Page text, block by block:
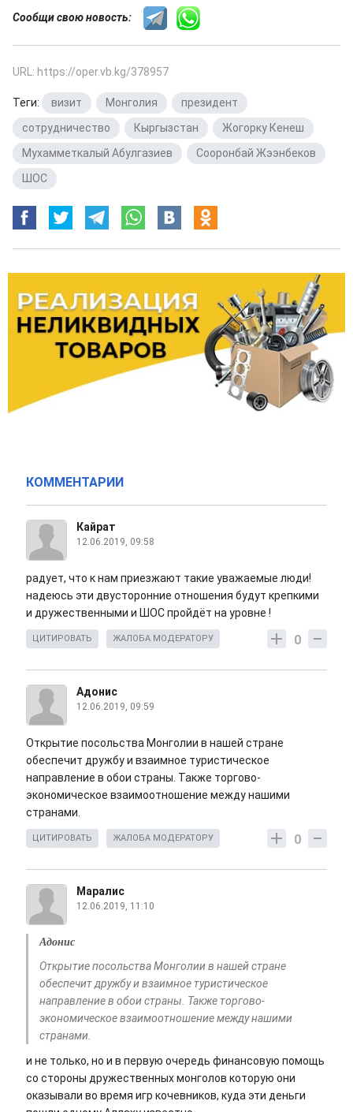
Сообщи свою новость:
URL: https://oper.vb.kg/378957
Теги: визит Монголия президент
сотрудничество
Кыргызстан Жогорку Кенеш
Мухамметкалый Абулгазиев
Сооронбай Жээнбеков
ШОС
КОММЕНТАРИИ
Кайрат
12.06.2019, 09:58
радует, что к нам приезжают такие уважаемые люди!
надеюсь эти двусторонние отношения будут крепкими
и дружественными и ШОС пройдёт на уровне !
0
ЦИТИРОВАТЬ ЖАЛОБА МОДЕРАТОРУ
Адонис
12.06.2019, 09:59
Открытие посольства Монголии в нашей стране
обеспечит дружбу и взаимное туристическое
направление в обои страны. Также торгово-
экономическое взаимоотношение между нашими
странами.
0
ЦИТИРОВАТЬ ЖАЛОБА МОДЕРАТОРУ
Маралис
12.06.2019, 11:10
Адонис
Открытие посольства Монголии в нашей стране
обеспечит дружбу и взаимное туристическое
направление в обои страны. Также торгово-
экономическое взаимоотношение между нашими
странами.
и не только, но и в первую очередь финансовую помощь
со стороны дружественных монголов которую они
оказывали во время игр кочевников, куда эти деньги